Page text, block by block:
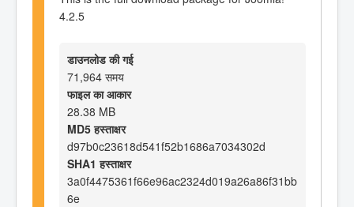
4.2.5
डाउनलोड की गई
71,964 समय
फाइल का आकार
28.38 MB
MD5 हस्ताक्षर
d97b0c23618d541f52b1686a7034302d
SHA1 हस्ताक्षर
3a0f4475361f66e96ac2324d019a26a86f31bb
6e